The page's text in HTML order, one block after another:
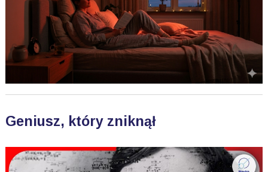
Geniusz, który zniknął